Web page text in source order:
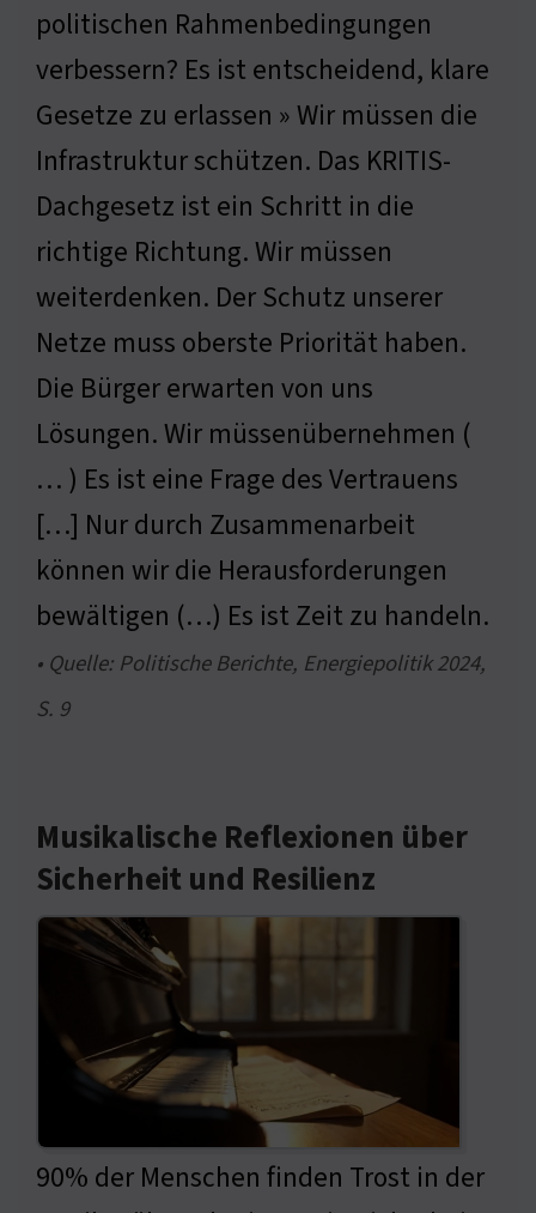
politischen Rahmenbedingungen
verbessern? Es ist entscheidend, klare
Gesetze zu erlassen » Wir müssen die
Infrastruktur schützen. Das KRITIS-
Dachgesetz ist ein Schritt in die
richtige Richtung. Wir müssen
weiterdenken. Der Schutz unserer
Netze muss oberste Priorität haben.
Die Bürger erwarten von uns
Lösungen. Wir müssenübernehmen (
… ) Es ist eine Frage des Vertrauens
[…] Nur durch Zusammenarbeit
können wir die Herausforderungen
bewältigen (…) Es ist Zeit zu handeln.
• Quelle: Politische Berichte, Energiepolitik 2024,
S. 9
Musikalische Reflexionen über
Sicherheit und Resilienz
90% der Menschen finden Trost in der